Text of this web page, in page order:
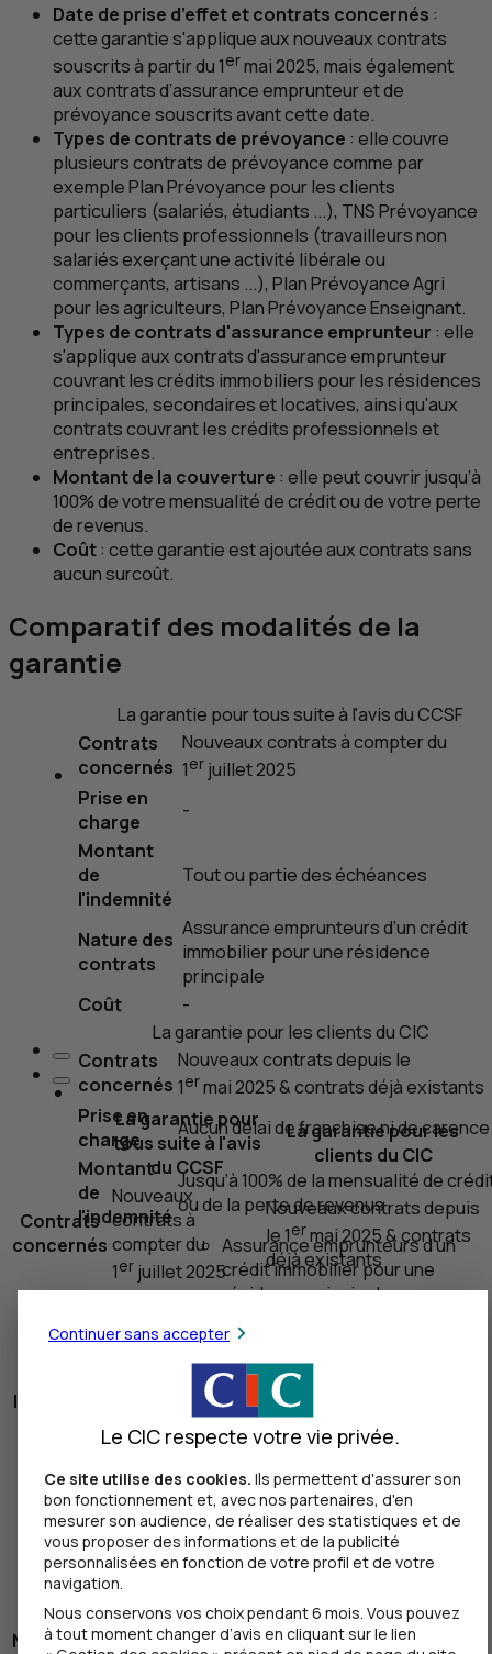
Date de prise d’effet et contrats concernés :
cette garantie s'applique aux nouveaux contrats
souscrits à partir du 1ermai 2025, mais également
aux contrats d’assurance emprunteur et de
prévoyance souscrits avant cette date.
Types de contrats de prévoyance : elle couvre
plusieurs contrats de prévoyance comme par
exemple Plan Prévoyance pour les clients
particuliers (salariés, étudiants ...), TNSPrévoyance
pour les clients professionnels (travailleurs non
salariés exerçant une activité libérale ou
commerçants, artisans ...), Plan Prévoyance Agri
pour les agriculteurs, Plan Prévoyance Enseignant.
Types de contrats d'assurance emprunteur : elle
s'applique aux contrats d'assurance emprunteur
couvrant les crédits immobiliers pour les résidences
principales, secondaires et locatives, ainsi qu'aux
contrats couvrant les crédits professionnels et
entreprises.
Montant de la couverture : elle peut couvrir jusqu’à
100% de votre mensualité de crédit ou de votre perte
de revenus.
Coût: cette garantie est ajoutée aux contrats sans
aucun surcoût.
Comparatif des modalités de la
garantie
La garantie pour tous suite à l'avis duCCSF
Contrats
concernés
Nouveaux contrats à compter du
1er juillet 2025
Prise en
charge
-
Montant
de
l'indemnité
Tout ou partie des échéances
Nature des
contrats
Assurance emprunteurs d’un crédit
immobilier pour une résidence
principale
Coût
-
La garantie pour les clients duCIC
Contrats
concernés
Nouveaux contrats depuis le
1ermai 2025 & contrats déjà existants
Prise en
charge
Aucun délai de franchise ni de carence
Montant
de
l'indemnité
Jusqu’à 100% de la mensualité de
ou de la perte de revenus
Assurance emprunteurs d’un
crédit immobilier pour une
résidence principale ou
Assurance emprunteurs d’un
crédit professionnel
Assurance emprunteurs
Entreprise
Assurances Prévoyance
agriculteurs)
Coût
Sans surcoût
La garantie pour
tous suite à l'avis
du CCSF
La garantie pour les
clients du CIC
Contrats
concernés
Nouveaux
contrats à
compter du
1er juillet 2025
Nouveaux contrats depuis
le 1ermai 2025 & contrats
déjà existants
charge
l'indemnité
Tout ou partie des mensualité de crédit ou
de la perte de revenus
Nature des
Assurance
emprunteurs d’un
crédit immobilier
Assurance
emprunteurs d’un
crédit immobilier
pour une résidence
principale ou
secondaire ou
Assurance
emprunteurs d’un
Continuer sans accepter
Le CIC respecte votre vie privée.
Ce site utilise des cookies. Ils permettent d'assurer son
bon fonctionnement et, avec nos partenaires, d'en
mesurer son audience, de réaliser des statistiques et de
vous proposer des informations et de la publicité
personnalisées en fonction de votre profil et de votre
navigation.
Nous conservons vos choix pendant 6 mois. Vous pouvez
à tout moment changer d’avis en cliquant sur le lien